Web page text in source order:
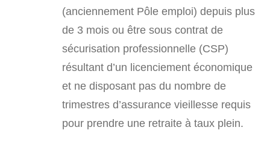
(anciennement Pôle emploi) depuis plus
de 3 mois ou être sous contrat de
sécurisation professionnelle (CSP)
résultant d’un licenciement économique
et ne disposant pas du nombre de
trimestres d’assurance vieillesse requis
pour prendre une retraite à taux plein.